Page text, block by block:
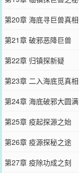
第20章 海底寻巨兽真相
第21章 破邪恶降巨兽
第22章 归镇探新疑
第23章 二入海底觅真相
第24章 海底破邪大圆满
第25章 疫起探源之始
第26章 疫源探秘之途
第27章 疫除功成之刻